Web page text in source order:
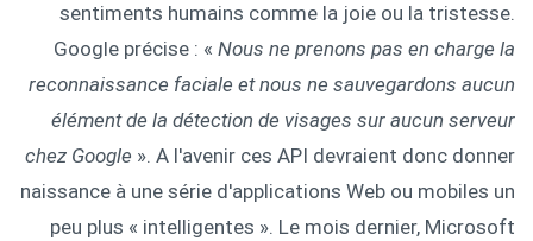
sentiments humains comme la joie ou la tristesse.
Google précise : « Nous ne prenons pas en charge la
reconnaissance faciale et nous ne sauvegardons aucun
élément de la détection de visages sur aucun serveur
chez Google ». A l'avenir ces API devraient donc donner
naissance à une série d'applications Web ou mobiles un
peu plus « intelligentes ». Le mois dernier, Microsoft